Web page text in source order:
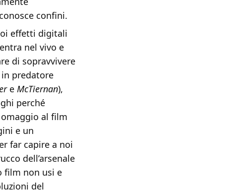
confini.
effetti digitali
nel vivo e
di sopravvivere
predatore
e McTiernan),
perché
al film
e un
far capire a noi
dell’arsenale
film non usi e
del